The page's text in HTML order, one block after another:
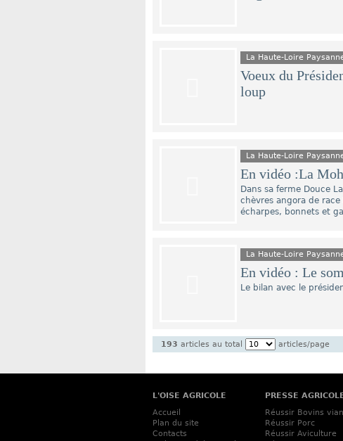
La Haute-Loire
Voeux du
loup
La Haute-Loire
En vidéo :La
Dans sa ferme Douce
chèvres angora de
écharpes, bonnets et
La Haute-Loire
En vidéo : Le
Le bilan avec le
193 articles au total articles/page
L'OISE AGRICOLE
Accueil
Plan du site
Contacts
PRESSE
Réussir Bovins
Réussir Porc
Réussir Aviculture